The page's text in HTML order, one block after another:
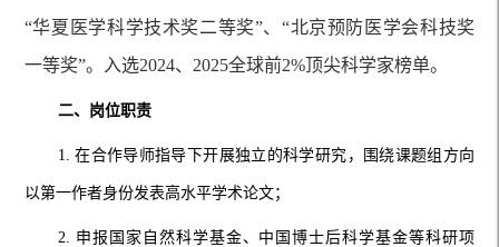
“华夏医学科学技术奖二等奖”、“北京预防医学会科技奖
一等奖”。入选2024、2025全球前2%顶尖科学家榜单。
二、岗位职责
1. 在合作导师指导下开展独立的科学研究，围绕课题组方向
以第一作者身份发表高水平学术论文；
2. 申报国家自然科学基金、中国博士后科学基金等科研项